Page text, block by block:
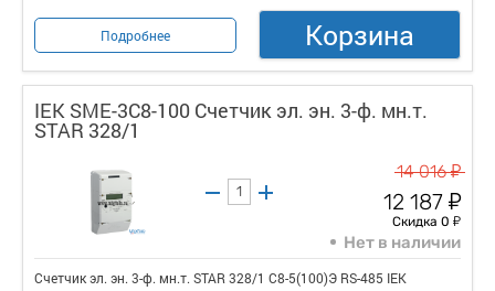
Подробнее Корзина
IEK SME-3C8-100 Счетчик эл. эн. 3-ф. мн.т.
STAR 328/1
14 016у
12 187 у
Скидка 0 у
Нет в наличии
Счетчик эл. эн. 3-ф. мн.т. STAR 328/1 С8-5(100)Э RS-485 IEK